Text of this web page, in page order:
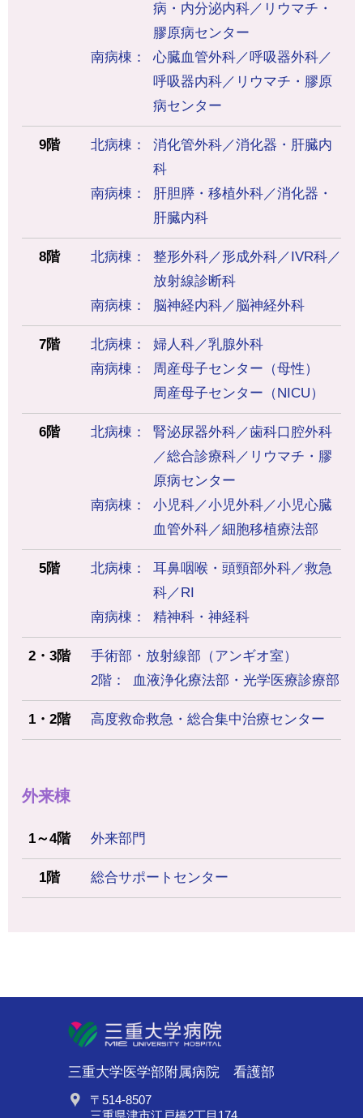
病・内分泌内科／リウマチ・
膠原病センター
南病棟
心臓血管外科／呼吸器外科／
呼吸器内科／リウマチ・膠原
病センター
9階 北病棟
消化管外科／消化器・肝臓内
科
南病棟
肝胆膵・移植外科／消化器・
肝臓内科
8階 北病棟
整形外科／形成外科／IVR科／
放射線診断科
南病棟
脳神経内科／脳神経外科
7階 北病棟
婦人科／乳腺外科
南病棟
周産母子センター（母性）
周産母子センター（NICU）
6階 北病棟
腎泌尿器外科／歯科口腔外科
／総合診療科／リウマチ・膠
原病センター
南病棟
小児科／小児外科／小児心臓
血管外科／細胞移植療法部
5階 北病棟
耳鼻咽喉・頭頸部外科／救急
科／RI
南病棟
精神科・神経科
2・3階
手術部・放射線部（アンギオ室）
2階
血液浄化療法部・光学医療診療部
1・2階 高度救命救急・総合集中治療センター
外来棟
1～4階 外来部門
1階 総合サポートセンター
三重大学医学部附属病院 看護部
〒514-8507